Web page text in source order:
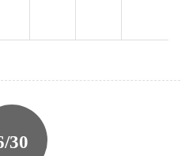
30